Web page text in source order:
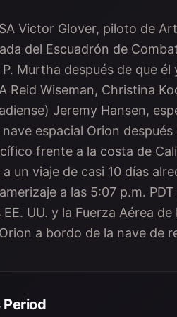
Victor Glover, piloto de
del Escuadrón de
Murtha después de que
Reid Wiseman, Christina
Jeremy Hansen,
espacial Orion
frente a la costa de
un viaje de casi 10 días
a las 5:07 p.m.
UU. y la Fuerza Aérea
a bordo de la nave de
Period